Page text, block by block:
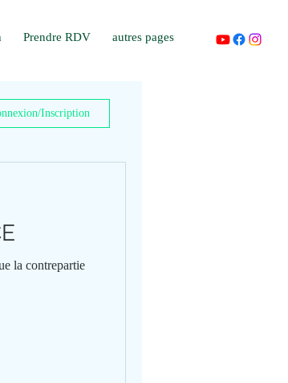
Prendre RDV autres pages
Inscription
la contrepartie